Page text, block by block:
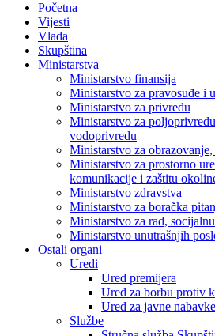
Početna
Vijesti
Vlada
Skupština
Ministarstva
Ministarstvo finansija
Ministarstvo za pravosuđe i
Ministarstvo za privredu
Ministarstvo za
vodoprivredu
Ministarstvo za
Ministarstvo za prostorno
komunikacije i zaštitu
Ministarstvo zdravstva
Ministarstvo za boračka
Ministarstvo za rad,
Ministarstvo unutrašnjih
Ostali organi
Uredi
Ured premijera
Ured za borbu protiv
Ured za javne nabavke
Službe